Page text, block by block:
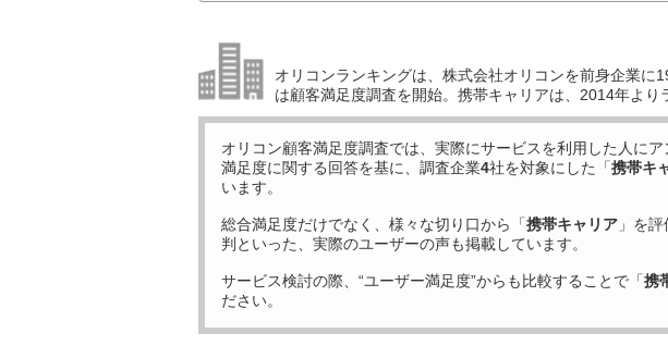
オリコンランキングは、株式会社オリコンを前身企業に
は顧客満足度調査を開始。携帯キャリアは、2014年より
オリコン顧客満足度調査では、実際にサービスを利用した 人にア
満足度に関する回答を基に、調査企業4社を対象にした「携帯キ
います。
総合満足度だけでなく、様々な切り口から「携帯キャリア 」を
判といった、実際のユーザーの声も掲載しています。
サービス検討の際、“ユーザー満足度”からも比較することで「携
ださい。